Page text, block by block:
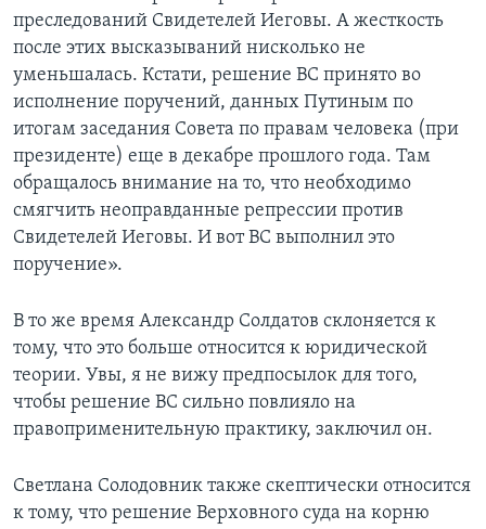
преследований Свидетелей Иеговы. А жесткость
после этих высказываний нисколько не
уменьшалась. Кстати, решение ВС принято во
исполнение поручений, данных Путиным по
итогам заседания Совета по правам человека (при
президенте) еще в декабре прошлого года. Там
обращалось внимание на то, что необходимо
смягчить неоправданные репрессии против
Свидетелей Иеговы. И вот ВС выполнил это
поручение».
В то же время Александр Солдатов склоняется к
тому, что это больше относится к юридической
теории. Увы, я не вижу предпосылок для того,
чтобы решение ВС сильно повлияло на
правоприменительную практику, заключил он.
Светлана Солодовник также скептически относится
к тому, что решение Верховного суда на корню